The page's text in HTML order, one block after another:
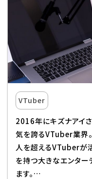
VTuber
2016年にキズナアイ
気を誇るVTuber業界
人を超えるVTuberが
を持つ大きなエンター
ます。…